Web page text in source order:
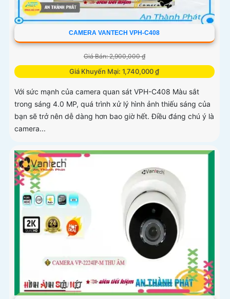
CAMERA VANTECH VPH-C408
Giá Bán: 2,900,000 ₫
Giá Khuyến Mại: 1,740,000 ₫
Với sức mạnh của camera quan sát VPH-C408 Màu sắt
trong sáng 4.0 MP, quá trình xử lý hình ảnh thiếu sáng của
bạn sẽ trở nên dễ dàng hơn bao giờ hết. Điều đáng chú ý là
camera...